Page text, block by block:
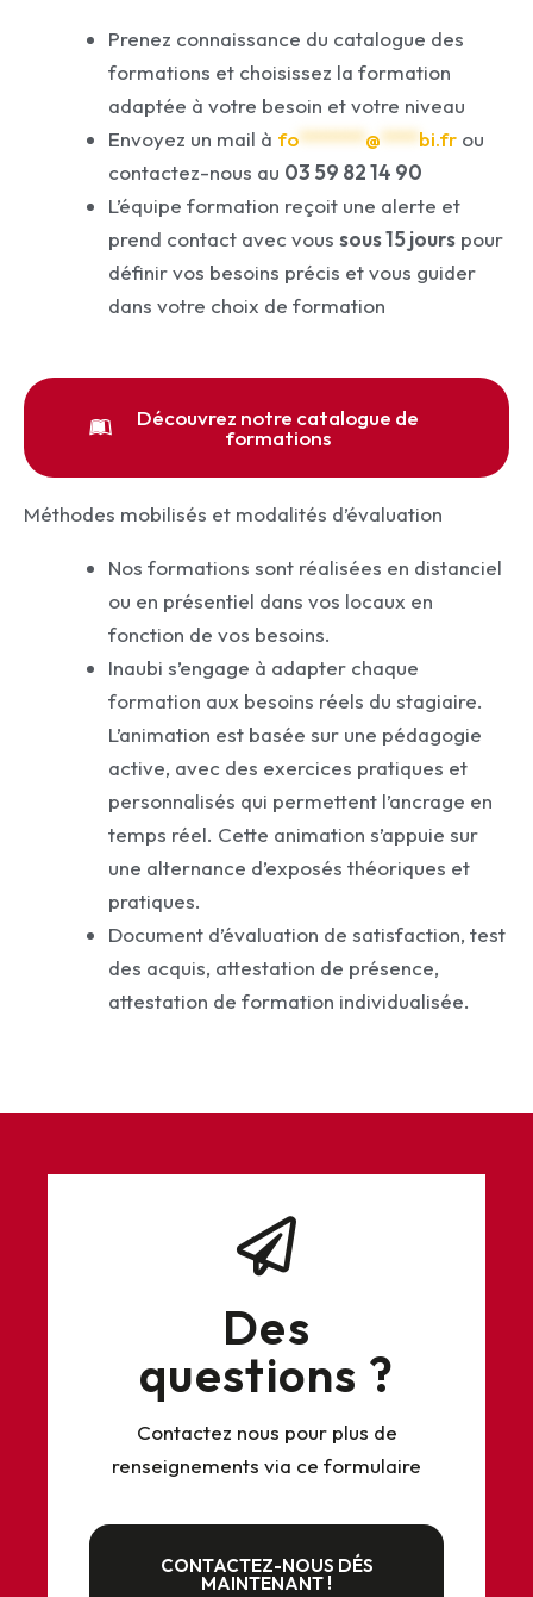
Prenez connaissance du catalogue des
formations et choisissez la formation
adaptée à votre besoin et votre niveau
Envoyez un mail à fo*******@****bi.fr ou
contactez-nous au 03 59 82 14 90
L’équipe formation reçoit une alerte et
prend contact avec vous sous 15 jours pour
définir vos besoins précis et vous guider
dans votre choix de formation
Découvrez notre catalogue de
formations
Méthodes mobilisés et modalités d’évaluation
Nos formations sont réalisées en distanciel
ou en présentiel dans vos locaux en
fonction de vos besoins.
Inaubi s’engage à adapter chaque
formation aux besoins réels du stagiaire.
L’animation est basée sur une pédagogie
active, avec des exercices pratiques et
personnalisés qui permettent l’ancrage en
temps réel. Cette animation s’appuie sur
une alternance d’exposés théoriques et
pratiques.
Document d’évaluation de satisfaction, test
des acquis, attestation de présence,
attestation de formation individualisée.
Des
questions ?
Contactez nous pour plus de
renseignements via ce formulaire
CONTACTEZ-NOUS DÉS
MAINTENANT !